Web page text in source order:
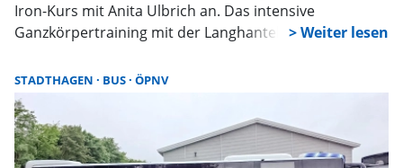
Iron-Kurs mit Anita Ulbrich an. Das intensive
Ganzkörpertraining mit der Langhantel stärkt Kraft,
Einsteiger und Fortgeschrittene. Die Anmeldung
erfolgt online.
STADTHAGEN BUS ÖPNV